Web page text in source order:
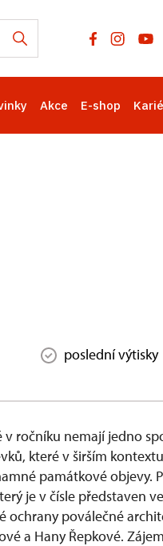
Akce E-shop
poslední výtisky
v ročníku nemají jedno
které v širším
památkové objevy.
je v čísle představen
ochrany poválečné
a Hany Řepkové.